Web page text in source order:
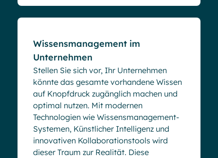
Wissensmanagement im
Unternehmen
Stellen Sie sich vor, Ihr Unternehmen
könnte das gesamte vorhandene Wissen
auf Knopfdruck zugänglich machen und
optimal nutzen. Mit modernen
Technologien wie Wissensmanagement-
Systemen, Künstlicher Intelligenz und
innovativen Kollaborationstools wird
dieser Traum zur Realität. Diese